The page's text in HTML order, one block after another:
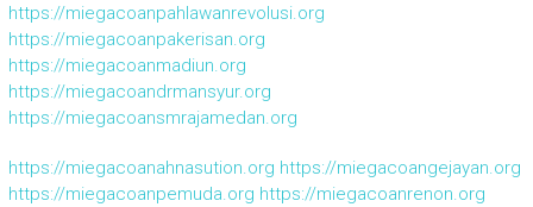
https://miegacoanpahlawanrevolusi.org
https://miegacoanpakerisan.org
https://miegacoanmadiun.org
https://miegacoandrmansyur.org
https://miegacoansmrajamedan.org
https://miegacoanahnasution.org https://miegacoangejayan.org
https://miegacoanpemuda.org https://miegacoanrenon.org